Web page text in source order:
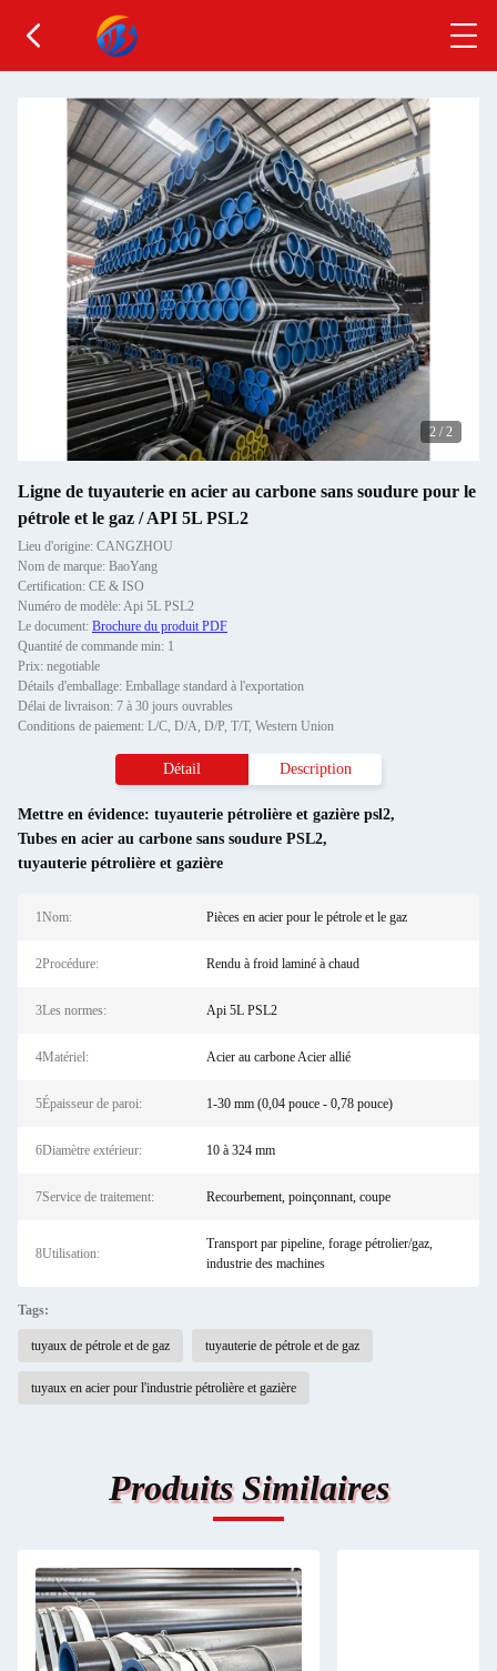
2 / 2
Ligne de tuyauterie en acier au carbone sans soudure pour le
pétrole et le gaz / API 5L PSL2
Lieu d'origine: CANGZHOU
Nom de marque: BaoYang
Certification: CE & ISO
Numéro de modèle: Api 5L PSL2
Le document: Brochure du produit PDF
Quantité de commande min: 1
Prix: negotiable
Détails d'emballage: Emballage standard à l'exportation
Délai de livraison: 7 à 30 jours ouvrables
Conditions de paiement: L/C, D/A, D/P, T/T, Western Union
Détail Description
Mettre en évidence: tuyauterie pétrolière et gazière psl2,
Tubes en acier au carbone sans soudure PSL2,
tuyauterie pétrolière et gazière
1Nom: Pièces en acier pour le pétrole et le gaz
2Procédure: Rendu à froid laminé à chaud
3Les normes: Api 5L PSL2
4Matériel: Acier au carbone Acier allié
5Épaisseur de paroi: 1-30 mm (0,04 pouce - 0,78 pouce)
6Diamètre extérieur: 10 à 324 mm
7Service de traitement: Recourbement, poinçonnant, coupe
8Utilisation:
Transport par pipeline, forage pétrolier/gaz,
industrie des machines
Tags:
tuyaux de pétrole et de gaz tuyauterie de pétrole et de gaz
tuyaux en acier pour l'industrie pétrolière et gazière
Produits Similaires